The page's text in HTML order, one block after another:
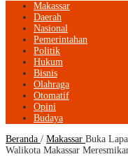
Makassar
Daerah
Nasional
Pemerintahan
Politik
Hukum
Bisnis
Olahraga
Otomatif
Opini
Budaya
Beranda / Makassar Buka
Walikota Makassar